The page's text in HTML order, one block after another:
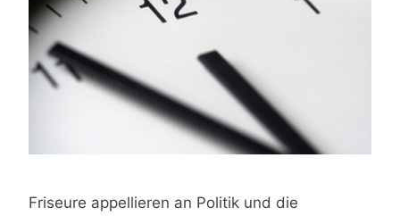
Friseure appellieren an Politik und die